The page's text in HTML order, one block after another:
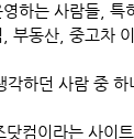
하는 사람들, 특
부동산, 중고차
각하던 사람 중 하
컴이라는 사이